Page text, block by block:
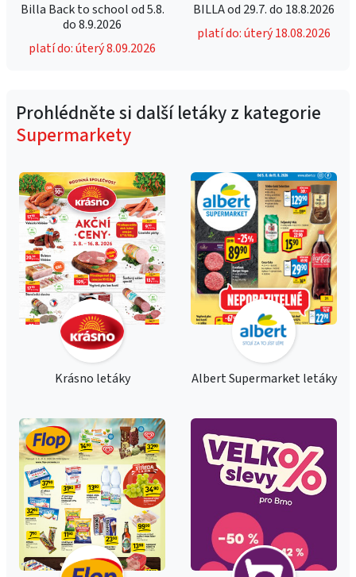
Billa Back to school od 5.8.
do 8.9.2026
platí do: úterý 8.09.2026
BILLA od 29.7. do 18.8.2026
platí do: úterý 18.08.2026
Prohlédněte si další letáky z kategorie
Supermarkety
Krásno letáky Albert Supermarket letáky